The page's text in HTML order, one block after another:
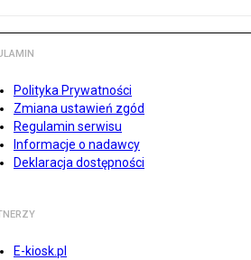
Polityka Prywatności
Zmiana ustawień zgód
Regulamin serwisu
Informacje o nadawcy
Deklaracja dostępności
E-kiosk.pl